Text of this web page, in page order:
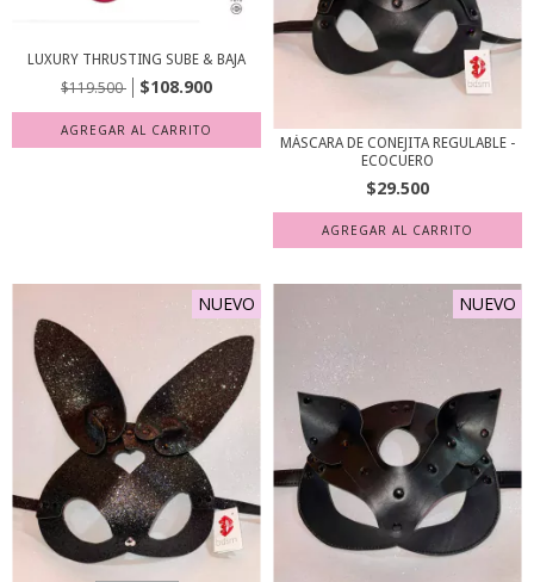
LUXURY THRUSTING SUBE & BAJA
$119.500 $108.900
MÁSCARA DE CONEJITA REGULABLE -
ECOCUERO
$29.500
NUEVO NUEVO